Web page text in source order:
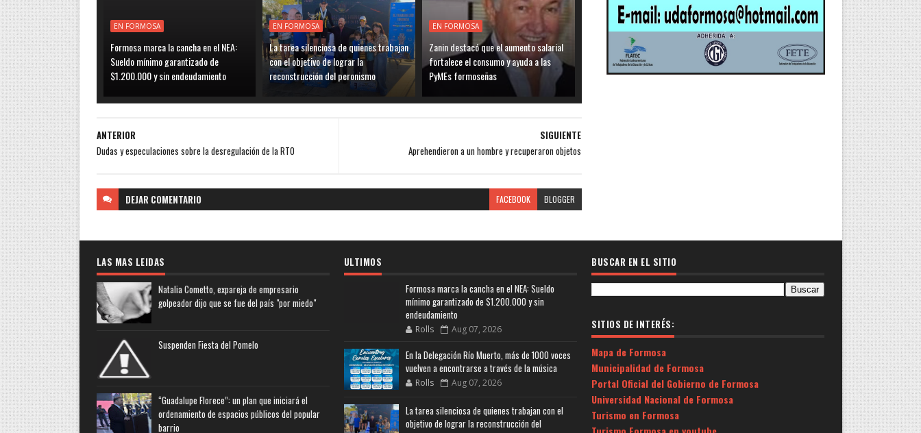
EN FORMOSA
Formosa marca la cancha en el NEA:
Sueldo mínimo garantizado de
$1.200.000 y sin endeudamiento
EN FORMOSA
La tarea silenciosa de quienes trabajan
con el objetivo de lograr la
reconstrucción del peronismo
EN FORMOSA
Zanin destacó que el aumento salarial
fortalece el consumo y ayuda a las
PyMEs formoseñas
SIGUIENTE
Aprehendieron a un hombre y recuperaron objetos
ANTERIOR
Dudas y especulaciones sobre la desregulación de la RTO
DEJAR COMENTARIO FACEBOOK BLOGGER
LAS MAS LEIDAS
Natalia Cometto, expareja de empresario
golpeador dijo que se fue del país "por miedo"
Suspenden Fiesta del Pomelo
“Guadalupe Florece”: un plan que iniciará el
ordenamiento de espacios públicos del popular
barrio
ULTIMOS
Formosa marca la cancha en el NEA: Sueldo
mínimo garantizado de $1.200.000 y sin
endeudamiento
Rolls Aug 07, 2026
En la Delegación Río Muerto, más de 1000 voces
vuelven a encontrarse a través de la música
Rolls Aug 07, 2026
La tarea silenciosa de quienes trabajan con el
objetivo de lograr la reconstrucción del
BUSCAR EN EL SITIO
SITIOS DE INTERÉS:
Mapa de Formosa
Municipalidad de Formosa
Portal Oficial del Gobierno de Formosa
Universidad Nacional de Formosa
Turismo en Formosa